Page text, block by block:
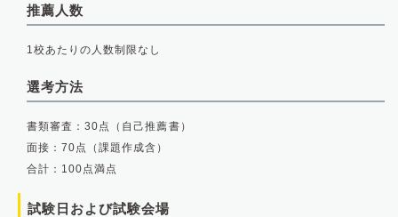
推薦人数
1校あたりの人数制限なし
選考方法
書類審査：30点（自己推薦書）
面接：70点（課題作成含）
合計：100点満点
試験日および試験会場